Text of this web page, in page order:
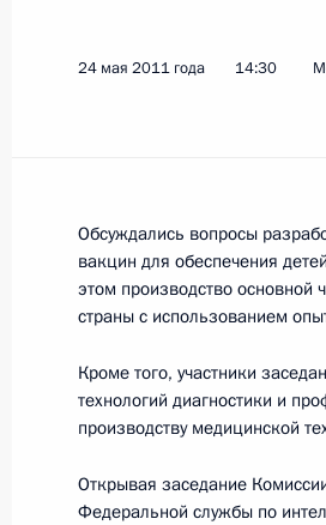
Сергей
26 мая 2011
Владимир
26 мая 2011
24 мая 2011 года 14:30
Обсуждались вопросы
вакцин для обеспечения
этом производство основной
страны с использованием
Кроме того, участники
технологий диагностики и
производству медицинской
Открывая заседание
Федеральной службы по